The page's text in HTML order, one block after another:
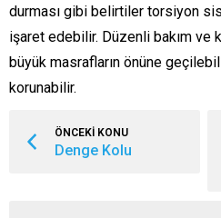
durması gibi belirtiler torsiyon
işaret edebilir. Düzenli bakım ve
büyük masrafların önüne
korunabilir.
ÖNCEKİ KONU
Denge Kolu